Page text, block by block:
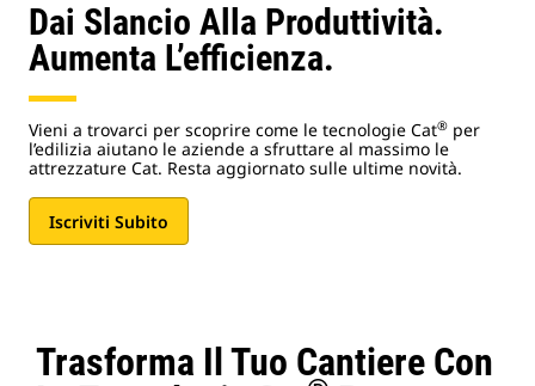
Dai Slancio Alla Produttività.
Aumenta L’efficienza.
Vieni a trovarci per scoprire come le tecnologie Cat® per
l’edilizia aiutano le aziende a sfruttare al massimo le
attrezzature Cat. Resta aggiornato sulle ultime novità.
Iscriviti Subito
Trasforma Il Tuo Cantiere Con